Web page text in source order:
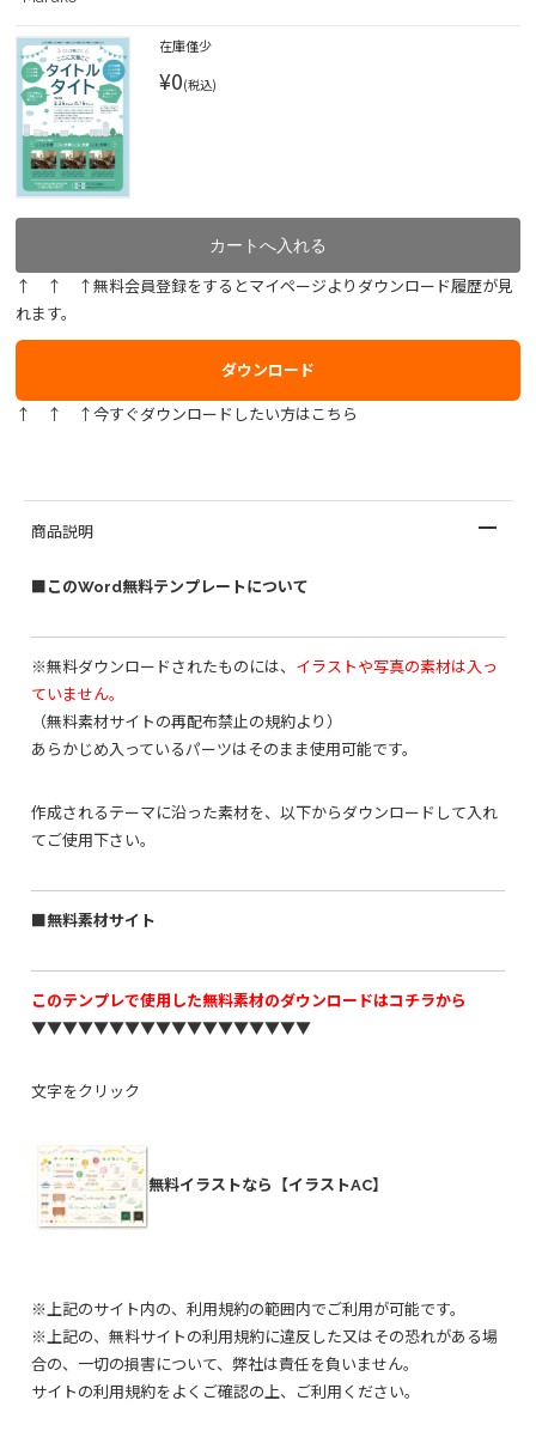
在庫僅少
¥0(税込)
↑ ↑ ↑無料会員登録をするとマイページよりダウンロード履歴が見
れます。
ダウンロード
↑ ↑ ↑今すぐダウンロードしたい方はこちら
商品説明
■このWord無料テンプレートについて
※無料ダウンロードされたものには、 イラストや写真の素材は入っ
ていません。
（無料素材サイトの再配布禁止の規約より）
あらかじめ入っているパーツはそのまま使用可能です。
作成されるテーマに沿った素材を、以下からダウンロードして入れ
てご使用下さい。
■無料素材サイト
このテンプレで使用した無料素材のダウンロードはコチラから
▼▼▼▼▼▼▼▼▼▼▼▼▼▼▼▼▼▼
文字をクリック
無料イラストなら【イラストAC】
※上記のサイト内の、利用規約の範囲内でご利用が可能です。
※上記の、無料サイトの利用規約に違反した又はその恐れがある場
合の、一切の損害について、弊社は責任を負いません。
サイトの利用規約をよくご確認の上、ご利用ください。